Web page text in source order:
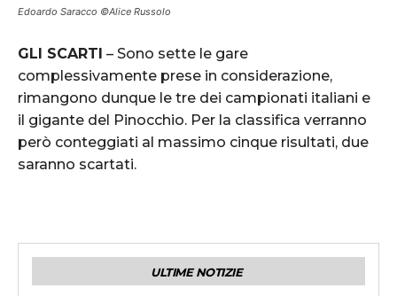
Edoardo Saracco ©Alice Russolo
GLI SCARTI – Sono sette le gare
complessivamente prese in considerazione,
rimangono dunque le tre dei campionati italiani e
il gigante del Pinocchio. Per la classifica verranno
però conteggiati al massimo cinque risultati, due
saranno scartati.
ULTIME NOTIZIE